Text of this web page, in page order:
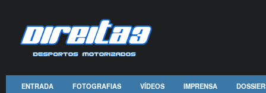
ENTRADA FOTOGRAFIAS VÍDEOS IMPRENSA